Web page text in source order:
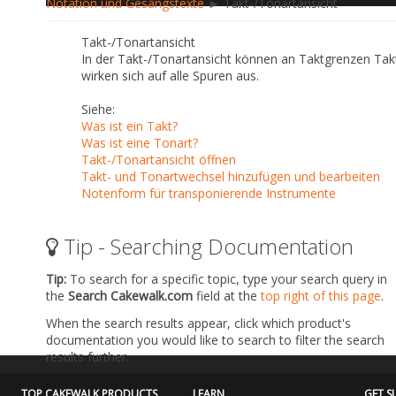
Takt-/Tonartansicht
In der Takt-/Tonartansicht können an Taktgrenzen
wirken sich auf alle Spuren aus.
Siehe:
Was ist ein Takt?
Was ist eine Tonart?
Takt-/Tonartansicht öffnen
Takt- und Tonartwechsel hinzufügen und bearbeiten
Notenform für transponierende Instrumente
Tip - Searching Documentation
Tip: To search for a specific topic, type your search query in
the Search Cakewalk.com field at thetop right of this page.
When the search results appear, click which product's
documentation you would like to search to filter the search
results further.